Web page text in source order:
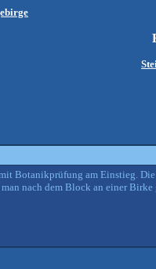
Botanikprüfung am Einstieg.
nach dem Block an einer